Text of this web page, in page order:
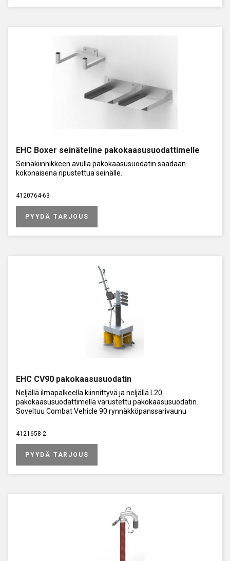
EHC Boxer seinäteline pakokaasusuodattimelle
Seinäkiinnikkeen avulla pakokaasusuodatin saadaan
kokonaisena ripustettua seinälle.
4120764-63
PYYDÄ TARJOUS
EHC CV90 pakokaasusuodatin
Neljällä ilmapalkeella kiinnittyvä ja neljällä L20
pakokaasusuodattimella varustettu pakokaasusuodatin.
Soveltuu Combat Vehicle 90 rynnäkköpanssarivaunu
4121658-2
PYYDÄ TARJOUS